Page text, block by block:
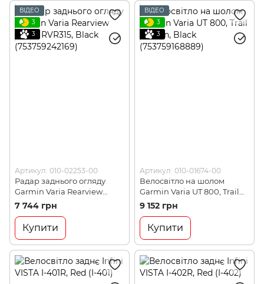
ВІДЕО
3
3
Артикул: 010-02253-00
Радар заднього огляду
Garmin Varia Rearview
Radar RVR315, Black
(753759242169)
7 744 грн
Купити
ВІДЕО
3
3
Артикул: 010-01674-00
Велосвітло на шолом
Garmin Varia UT 800, Trail
Edition, Black
(753759168889)
9 152 грн
Купити